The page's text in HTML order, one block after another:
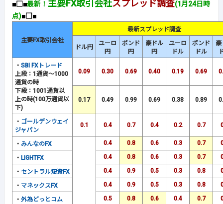
■□■最新！ 主要FX取引会社スプレッド調査(1月24日時
点)■□■
主要FX取引会社
最新スプレッド調査
ドル円
ユーロ
円
ポンド
円
豪ドル
円
ユーロ
ドル
ポンド
ドル
豪
・ SBI FXトレード
上段：1通貨～1000
通貨の時
下段：1001通貨以
上の時(100万通貨以
下)
0.09 0.30 0.69 0.40 0.19 0.69
0.17 0.49 0.99 0.69 0.38 0.89
・ ゴールデンウェイ
ジャパン
0.1 0.4 0.7 0.4 0.2 0.7
・ みんなのFX 0.4 0.8 0.6 0.3 0.7
・ LIGHTFX 0.4 0.8 0.6 0.3 0.7
・ セントラル短資FX 0.4 0.9 0.5 0.3 0.8
・ マネックスFX 0.4 0.9 0.5 0.3 0.8
・ 外為どっとコム 0.5 0.8 0.6 0.4 0.7